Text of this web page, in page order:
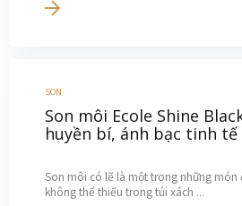
SON
Son môi Ecole Shine
huyền bí, ánh bạc tinh tế
Son môi có lẽ là một trong những món
không thể thiếu trong túi xách ...